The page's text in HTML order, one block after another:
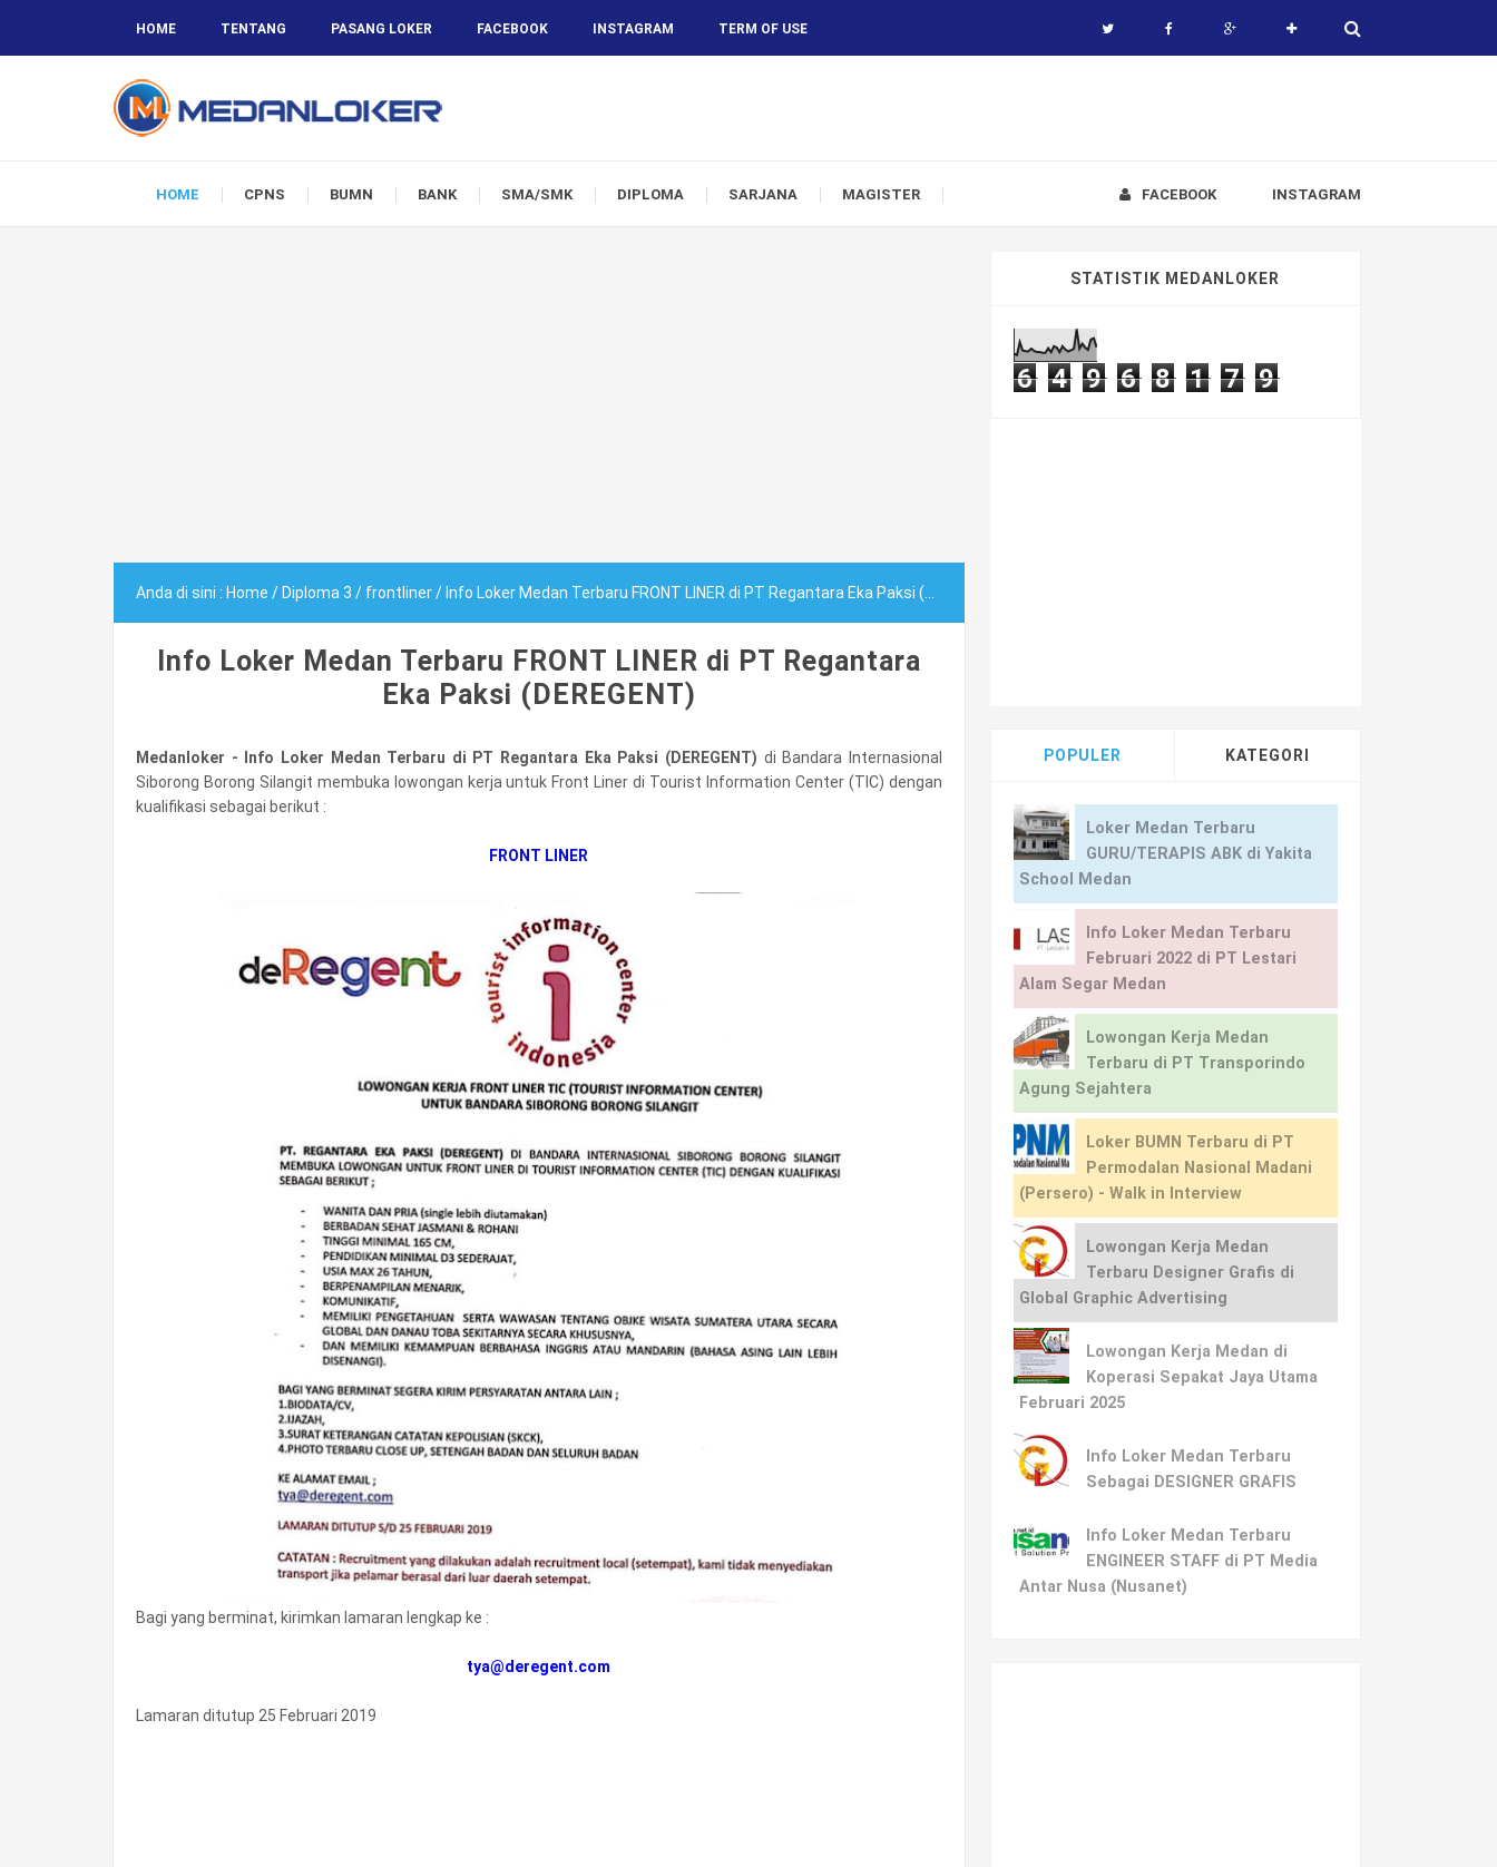
HOME TENTANG PASANG LOKER FACEBOOK INSTAGRAM TERM OF USE
HOME CPNS BUMN BANK SMA/SMK DIPLOMA SARJANA MAGISTER INSTAGRAM
FACEBOOK
Anda di sini : Home / Diploma 3 / frontliner/ Info Loker Medan Terbaru FRONT LINER di PT Regantara Eka Paksi (DEREGENT)
Info Loker Medan Terbaru FRONT LINER di PT Regantara
Eka Paksi (DEREGENT)
Medanloker - Info Loker Medan Terbaru di PT Regantara Eka Paksi (DEREGENT) di Bandara Internasional
Siborong Borong Silangit membuka lowongan kerja untuk Front Liner di Tourist Information Center (TIC) dengan
kualifikasi sebagai berikut :
FRONT LINER
Bagi yang berminat, kirimkan lamaran lengkap ke :
tya@deregent.com
Lamaran ditutup 25 Februari 2019
STATISTIK MEDANLOKER
6 4 9 6 8 1 7 9
POPULER KATEGORI
Loker Medan Terbaru
GURU/TERAPIS ABK di Yakita
School Medan
Info Loker Medan Terbaru
Februari 2022 di PT Lestari
Alam Segar Medan
Lowongan Kerja Medan
Terbaru di PT Transporindo
Agung Sejahtera
Loker BUMN Terbaru di PT
Permodalan Nasional Madani
(Persero) - Walk in Interview
Lowongan Kerja Medan
Terbaru Designer Grafis di
Global Graphic Advertising
Lowongan Kerja Medan di
Koperasi Sepakat Jaya Utama
Februari 2025
Info Loker Medan Terbaru
Sebagai DESIGNER GRAFIS
Info Loker Medan Terbaru
ENGINEER STAFF di PT Media
Antar Nusa (Nusanet)